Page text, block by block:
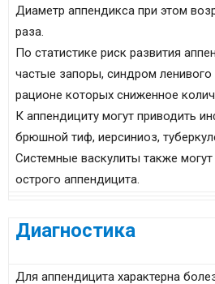
Диаметр аппендикса при этом
раза.
По статистике риск развития
частые запоры, синдром
рационе которых сниженное
К аппендициту могут приводить
брюшной тиф, иерсиниоз,
Системные васкулиты также могут
острого аппендицита.
Диагностика
Для аппендицита характерна